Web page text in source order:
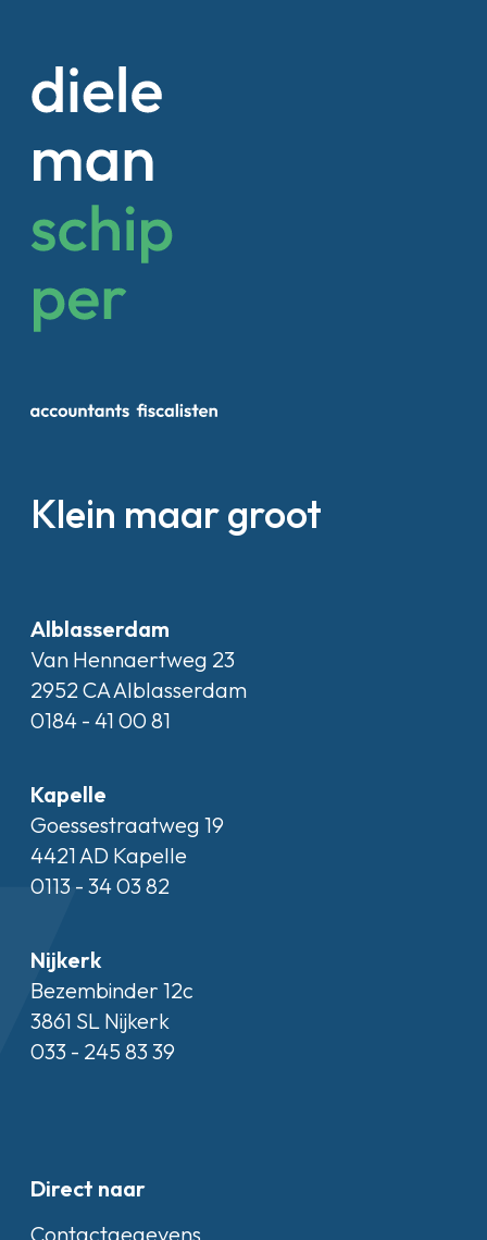
Klein maar groot
Alblasserdam
Van Hennaertweg 23
2952 CA Alblasserdam
0184 - 41 00 81
Kapelle
Goessestraatweg 19
4421 AD Kapelle
0113 - 34 03 82
Nijkerk
Bezembinder 12c
3861 SL Nijkerk
033 - 245 83 39
Direct naar
Contactgegevens